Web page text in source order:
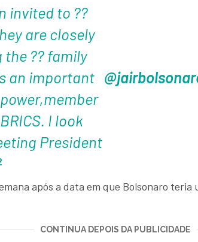
invited to ??
are closely
?? family
an important
I look
President
após a data em que Bolsonaro
CONTINUA DEPOIS DA PUBLICIDADE